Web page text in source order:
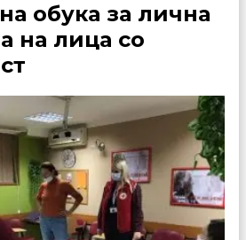
обука за лична
на лица со